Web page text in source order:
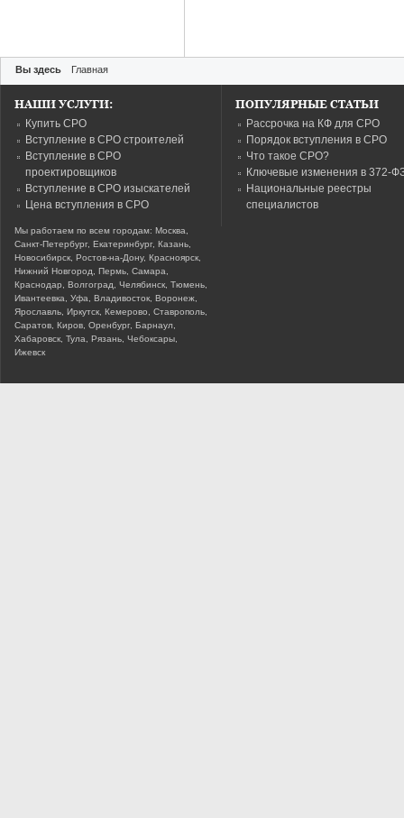
Вы здесь Главная
НАШИ УСЛУГИ:
Купить СРО
Вступление в СРО строителей
Вступление в СРО
проектировщиков
Вступление в СРО изыскателей
Цена вступления в СРО
Мы работаем по всем городам: Москва,
Санкт-Петербург, Екатеринбург, Казань,
Новосибирск, Ростов-на-Дону, Красноярск,
Нижний Новгород, Пермь, Самара,
Краснодар, Волгоград, Челябинск, Тюмень,
Ивантеевка, Уфа, Владивосток, Воронеж,
Ярославль, Иркутск, Кемерово, Ставрополь,
Саратов, Киров, Оренбург, Барнаул,
Хабаровск, Тула, Рязань, Чебоксары,
Ижевск
ПОПУЛЯРНЫЕ СТАТЬИ
Рассрочка на КФ для СРО
Порядок вступления в СРО
Что такое СРО?
Ключевые изменения в 372-
Национальные реестры
специалистов